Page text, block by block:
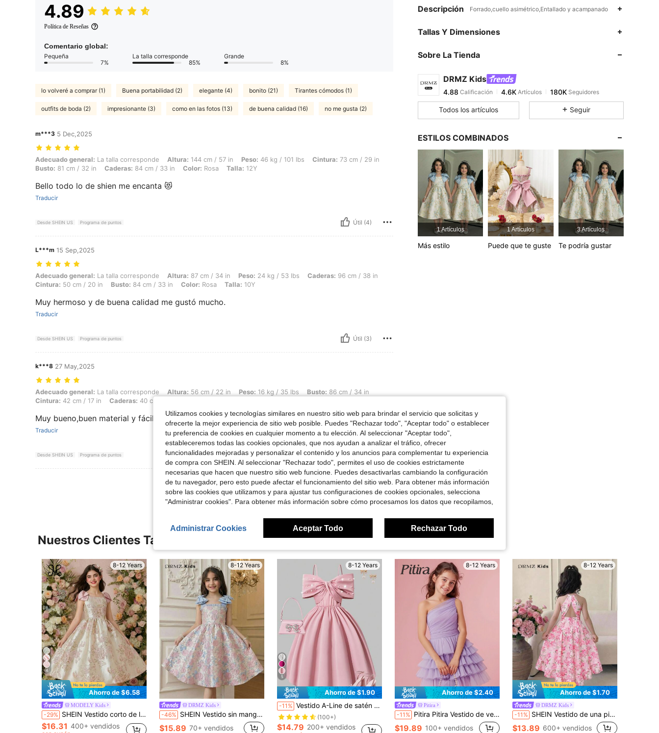
4.89
Política de Reseñas
Comentario global:
Pequeña
7%
La talla corresponde
85%
Grande
8%
lo volveré a comprar (1) Buena portabilidad (2) elegante (4) bonito (21) Tirantes cómodos (1)
outfits de boda (2) impresionante (3) como en las fotos (13) de buena calidad (16) no me gusta (2)
m***3 5 Dec,2025
Adecuado general: La talla corresponde, Altura: 144 cm / 57 in, Peso: 46 kg / 101 lbs, Cintura: 73 cm / 29 in, Busto: 81 cm / 32 in, Caderas: 84 cm / 33 in, Color: Rosa, Talla: 12Y
Adecuado general: La talla corresponde Altura: 144 cm / 57 in Peso: 46 kg / 101 lbs Cintura: 73 cm / 29 in
Busto: 81 cm / 32 in Caderas: 84 cm / 33 in Color: Rosa Talla: 12Y
Bello todo lo de shien me encanta 😻
Traducir
Desde SHEIN US Programa de puntos Útil (4)
L***m 15 Sep,2025
Adecuado general: La talla corresponde, Altura: 87 cm / 34 in, Peso: 24 kg / 53 lbs, Caderas: 96 cm / 38 in, Cintura: 50 cm / 20 in, Busto: 84 cm / 33 in, Color: Rosa, Talla: 10Y
Adecuado general: La talla corresponde Altura: 87 cm / 34 in Peso: 24 kg / 53 lbs Caderas: 96 cm / 38 in
Cintura: 50 cm / 20 in Busto: 84 cm / 33 in Color: Rosa Talla: 10Y
Muy hermoso y de buena calidad me gustó mucho.
Traducir
Desde SHEIN US Programa de puntos Útil (3)
k***8 27 May,2025
Adecuado general: La talla corresponde, Altura: 56 cm / 22 in, Peso: 16 kg / 35 lbs, Busto: 86 cm / 34 in, Cintura: 42 cm / 17 in, Caderas: 40 cm / 16 in, Color: Rosa, Talla: 12Y
Adecuado general: La talla corresponde Altura: 56 cm / 22 in Peso: 16 kg / 35 lbs Busto: 86 cm / 34 in
Cintura: 42 cm / 17 in Caderas: 40 cm / 16 in
Muy bueno,buen material y fácil de colocarse
Traducir
Desde SHEIN US Programa de puntos Útil (2)
Ver Más Reseñas
Descripción Forrado,cuello asimétrico,Entallado y acampanado
Tallas Y Dimensiones
Sobre La Tienda
DRMZ Kids
4.88 Calificación 4.6K Artículos 180K Seguidores
4.88 4.6K 180K
4.88 4.6K 180K
4.88 4.6K
4.88 4.6K 180K
4.88 4.6K 180K
Todos los artículos Seguir
ESTILOS COMBINADOS
1 Artículos
Más estilo
1 Artículos
Puede que te guste
3 Artículos
Te podría gustar
Nuestros Clientes También Vieron
8-12 Years
4
Ahorro de $6.58
MODELY Kids
-29% SHEIN Vestido corto de línea A con hombros con lazo de tela texturizada de alta gama para niña de las flores, adecuado para bodas, bailes de graduación, fiestas de cumpleaños, banquetes
$16.31 400+ vendidos
8-12 Years
DRMZ Kids
-46% SHEIN Vestido sin mangas de satén jacquard con lazo en el hombro y espalda descubierta para niña preadolescente, vestido de fiesta dulce de pequeña princesa para niña preadolescente, floral rosa y azul para niñas
$15.89 70+ vendidos
8-12 Years
5
Ahorro de $1.90
-11% Vestido A-Line de satén rosa suave elegante para fiesta de verano para niñas, con mangas de lazo oversize, decoración de lazo y pechera con perlas falsas, para baile de Navidad, invitada de boda y vestido formal
(100+)
$14.79 200+ vendidos
8-12 Years
Ahorro de $2.40
Pitira
-11% Pitira Pitira Vestido de verano sin mangas con volantes de malla morada lindo para niñas preadolescentes
$19.89 100+ vendidos
8-12 Years
Ahorro de $1.70
DRMZ Kids
-11% SHEIN Vestido de una pieza casual para vacaciones de primavera/verano, cuello redondo, tirantes de espagueti, dobladillo asimétrico, corto por delante y largo por detrás, espalda abierta, estampado floral, tejido, rosa, para niña preadolescente
$13.89 600+ vendidos
Utilizamos cookies y tecnologías similares en nuestro sitio web para brindar el servicio que solicitas y
ofrecerte la mejor experiencia de sitio web posible. Puedes "Rechazar todo", "Aceptar todo" o establecer
tu preferencia de cookies en cualquier momento a tu elección. Al seleccionar "Aceptar todo",
estableceremos todas las cookies opcionales, que nos ayudan a analizar el tráfico, ofrecer
funcionalidades mejoradas y personalizar el contenido y los anuncios para complementar tu experiencia
de compra con SHEIN. Al seleccionar "Rechazar todo", permites el uso de cookies estrictamente
necesarias que hacen que nuestro sitio web funcione. Puedes desactivarlas cambiando la configuración
de tu navegador, pero esto puede afectar el funcionamiento del sitio web. Para obtener más información
sobre las cookies que utilizamos y para ajustar tus configuraciones de cookies opcionales, selecciona
"Administrar cookies". Para obtener más información sobre cómo procesamos los datos que recopilamos,
Administrar Cookies Aceptar Todo Rechazar Todo